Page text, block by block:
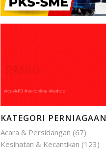
KATEGORI PERNIAGAAN
Acara & Persidangan (67)
Kesihatan & Kecantikan (123)